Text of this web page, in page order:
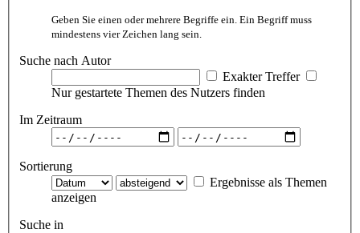
Geben Sie einen oder mehrere Begriffe ein. Ein Begriff muss
mindestens vier Zeichen lang sein.
Suche nach Autor
Exakter Treffer
Nur gestartete Themen des Nutzers finden
Im Zeitraum
Sortierung
Ergebnisse als Themen
anzeigen
Suche in